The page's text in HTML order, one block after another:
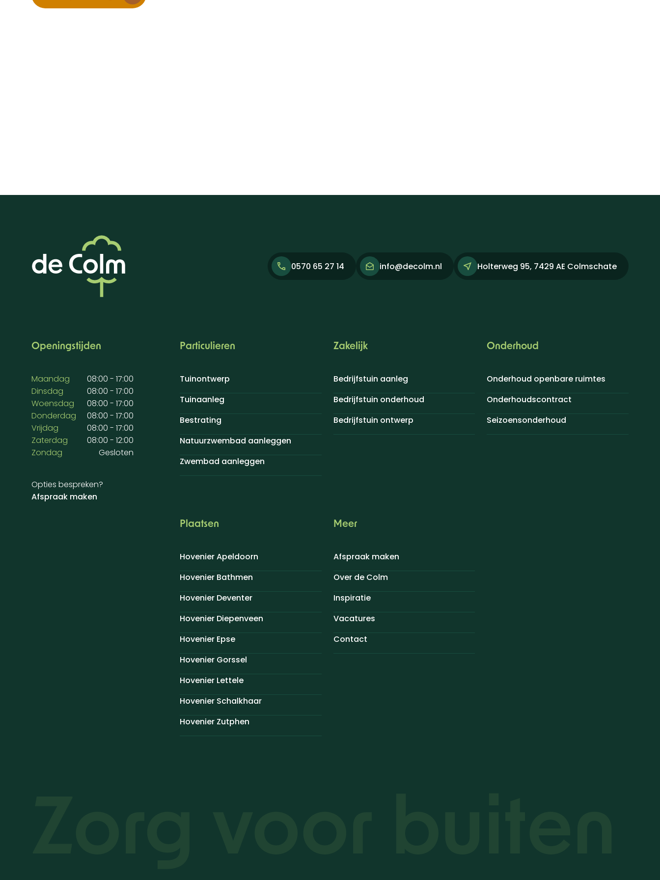
0570 65 27 14 info@decolm.nl Holterweg 95, 7429 AE Colmschate
Openingstijden
Maandag
08:00 - 17:00
Dinsdag
08:00 - 17:00
Woensdag
08:00 - 17:00
Donderdag
08:00 - 17:00
Vrijdag
08:00 - 17:00
Zaterdag
08:00 - 12:00
Zondag
Gesloten
Opties bespreken?
Afspraak maken
Particulieren
Tuinontwerp
Tuinaanleg
Bestrating
Natuurzwembad aanleggen
Zwembad aanleggen
Zakelijk
Bedrijfstuin aanleg
Bedrijfstuin onderhoud
Bedrijfstuin ontwerp
Onderhoud
Onderhoud openbare ruimtes
Onderhoudscontract
Seizoensonderhoud
Plaatsen
Hovenier Apeldoorn
Hovenier Bathmen
Hovenier Deventer
Hovenier Diepenveen
Hovenier Epse
Hovenier Gorssel
Hovenier Lettele
Hovenier Schalkhaar
Hovenier Zutphen
Meer
Afspraak maken
Over de Colm
Inspiratie
Vacatures
Contact